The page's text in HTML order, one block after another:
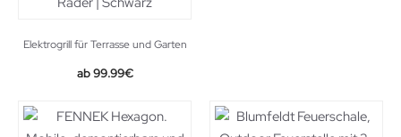
Elektrogrill für Terrasse und Garten
Original
was:
99.99€Current
99.99€.